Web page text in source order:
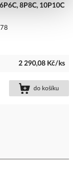
8P8C, 10P10C
2 290,08 Kč/ks
do košíku